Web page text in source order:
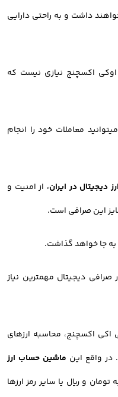
داشت و به راحتی دارایی
اوکی اکسچنج نیازی نیست که
معاملات خود را انجام
دیجیتال در ایران، از امنیت و
این صرافی است.
به جا خواهد گذاشت.
صرافی دیجیتال مهمترین نیاز
اکی اکسچنج، محاسبه ارزهای
در واقع این ماشین حساب ارز
تومان و ریال یا سایر رمز ارزها